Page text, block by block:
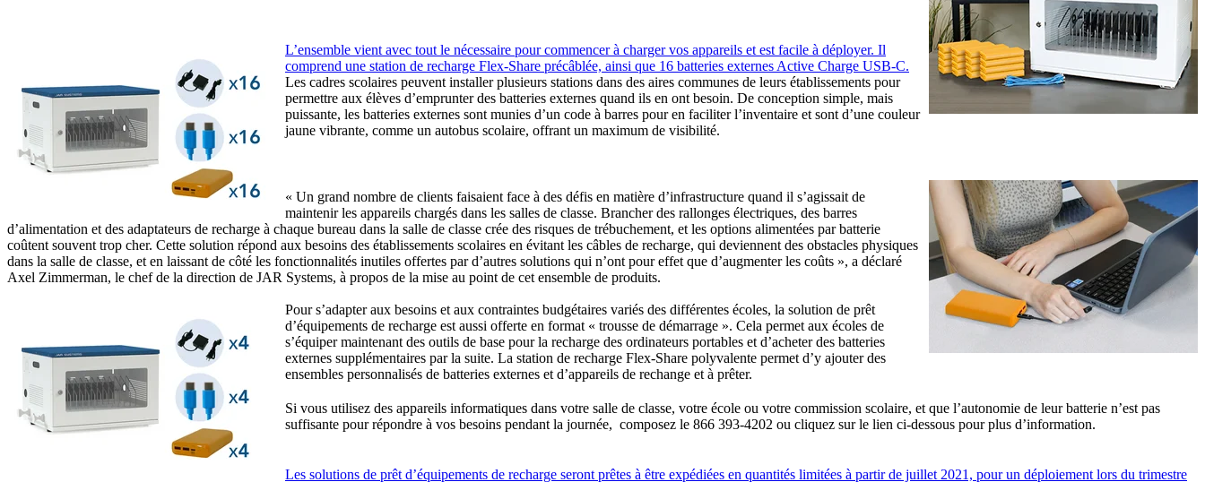
L’ensemble vient avec tout le nécessaire pour commencer à charger vos appareils et est facile à déployer. Il
comprend une station de recharge Flex-Share précâblée, ainsi que 16 batteries externes Active Charge USB-C.
Les cadres scolaires peuvent installer plusieurs stations dans des aires communes de leurs établissements pour
permettre aux élèves d’emprunter des batteries externes quand ils en ont besoin. De conception simple, mais
puissante, les batteries externes sont munies d’un code à barres pour en faciliter l’inventaire et sont d’une couleur
jaune vibrante, comme un autobus scolaire, offrant un maximum de visibilité.
« Un grand nombre de clients faisaient face à des défis en matière d’infrastructure quand il s’agissait de
maintenir les appareils chargés dans les salles de classe. Brancher des rallonges électriques, des barres
d’alimentation et des adaptateurs de recharge à chaque bureau dans la salle de classe crée des risques de trébuchement, et les options alimentées par batterie
coûtent souvent trop cher. Cette solution répond aux besoins des établissements scolaires en évitant les câbles de recharge, qui deviennent des obstacles physiques
dans la salle de classe, et en laissant de côté les fonctionnalités inutiles offertes par d’autres solutions qui n’ont pour effet que d’augmenter les coûts », a déclaré
Axel Zimmerman, le chef de la direction de JAR Systems, à propos de la mise au point de cet ensemble de produits.
Pour s’adapter aux besoins et aux contraintes budgétaires variés des différentes écoles, la solution de prêt
d’équipements de recharge est aussi offerte en format « trousse de démarrage ». Cela permet aux écoles de
s’équiper maintenant des outils de base pour la recharge des ordinateurs portables et d’acheter des batteries
externes supplémentaires par la suite. La station de recharge Flex-Share polyvalente permet d’y ajouter des
ensembles personnalisés de batteries externes et d’appareils de rechange et à prêter.
Si vous utilisez des appareils informatiques dans votre salle de classe, votre école ou votre commission scolaire, et que l’autonomie de leur batterie n’est pas
suffisante pour répondre à vos besoins pendant la journée, composez le 866 393-4202 ou cliquez sur le lien ci-dessous pour plus d’information.
Les solutions de prêt d’équipements de recharge seront prêtes à être expédiées en quantités limitées à partir de juillet 2021, pour un déploiement lors du trimestre